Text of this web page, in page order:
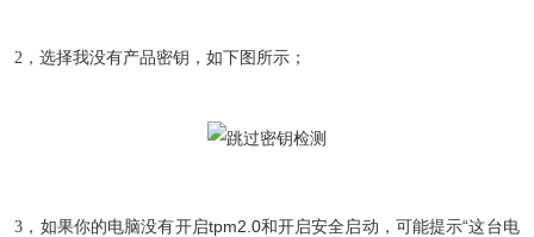
2，选择我没有产品密钥，如下图所示；
3， 如果你的电脑没有开启tpm2.0和开启安全启动，可能提示“这台电